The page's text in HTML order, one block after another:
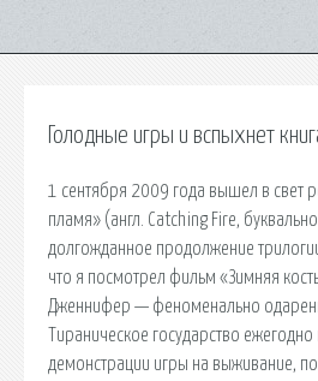
Голодные игры и вспыхнет
1 сентября 2009 года вышел в свет
пламя» (англ. Catching Fire,
долгожданное продолжение
что я посмотрел фильм «Зимняя
Дженнифер — феноменально
Тираническое государство
демонстрации игры на выживание,